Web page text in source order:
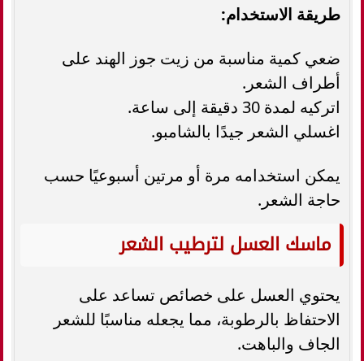
طريقة الاستخدام:
ضعي كمية مناسبة من زيت جوز الهند على
أطراف الشعر.
اتركيه لمدة 30 دقيقة إلى ساعة.
اغسلي الشعر جيدًا بالشامبو.
يمكن استخدامه مرة أو مرتين أسبوعيًا حسب
حاجة الشعر.
ماسك العسل لترطيب الشعر
يحتوي العسل على خصائص تساعد على
الاحتفاظ بالرطوبة، مما يجعله مناسبًا للشعر
الجاف والباهت.